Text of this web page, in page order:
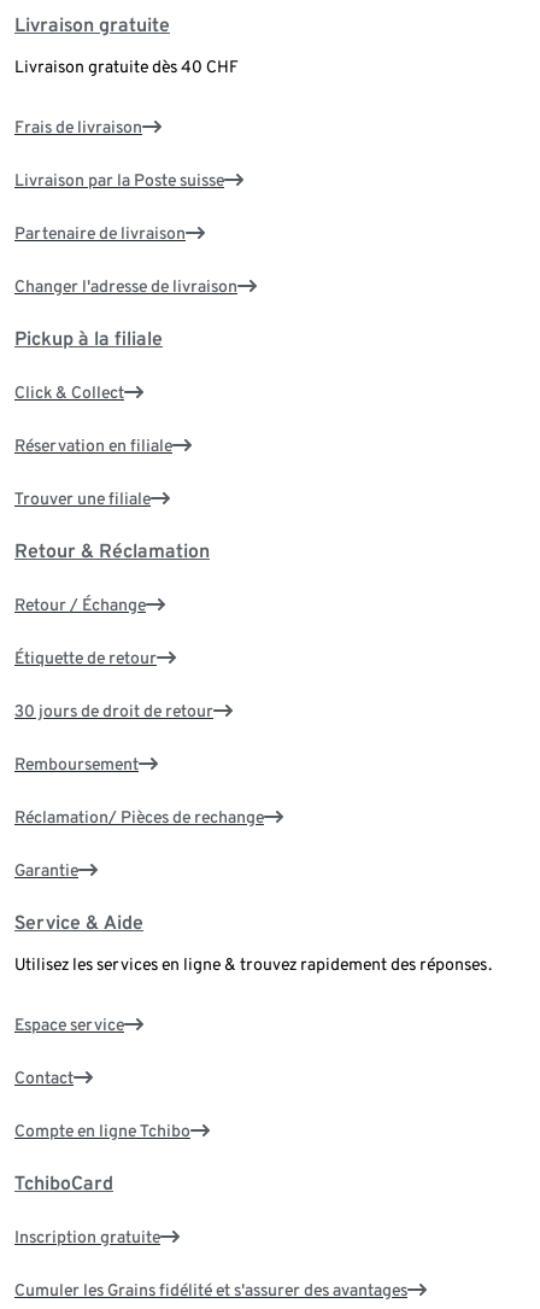
Livraison gratuite
Livraison gratuite dès 40 CHF
Frais de livraison
Livraison par la Poste suisse
Partenaire de livraison
Changer l'adresse de livraison
Pickup à la filiale
Click & Collect
Réservation en filiale
Trouver une filiale
Retour & Réclamation
Retour / Échange
Étiquette de retour
30 jours de droit de retour
Remboursement
Réclamation/ Pièces de rechange
Garantie
Service & Aide
Utilisez les services en ligne & trouvez rapidement des réponses.
Espace service
Contact
Compte en ligne Tchibo
TchiboCard
Inscription gratuite
Cumuler les Grains fidélité et s'assurer des avantages